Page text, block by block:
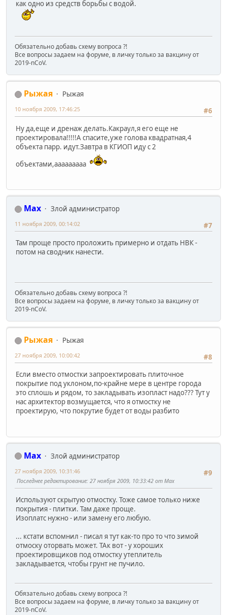
как одно из средств борьбы с водой.
Обязательно добавь схему вопроса ?!
Все вопросы задаем на форуме, в личку только за вакцину от
2019-nCoV.
Рыжая
Рыжая
#6
10 ноября 2009, 17:46:25
Ну да,еще и дренаж делать.Какраул,я его еще не
проектировала!!!!!А спасите,уже голова квадратная,4
объекта парр. идут.Завтра в КГИОП иду с 2
объектами,ааааааааа
Max
Злой администратор
#7
11 ноября 2009, 00:14:02
Там проще просто проложить примерно и отдать НВК -
потом на сводник нанести.
Обязательно добавь схему вопроса ?!
Все вопросы задаем на форуме, в личку только за вакцину от
2019-nCoV.
Рыжая
Рыжая
#8
27 ноября 2009, 10:00:42
Если вместо отмостки запроектировать плиточное
покрытие под уклоном,по-крайне мере в центре города
это сплошь и рядом, то закладывать изопласт надо??? Тут у
нас архитектор возмущается, что я отмостку не
проектирую, что покрутие будет от воды разбито
Max
Злой администратор
#9
27 ноября 2009, 10:31:46
Последнее редактирование: 27 ноября 2009, 10:33:42 от Max
Используют скрытую отмостку. Тоже самое только ниже
покрытия - плитки. Там даже проще.
Изоплатс нужно - или замену его любую.
... кстати вспомнил - писал я тут как-то про то что зимой
отмоску оторвать может. ТАк вот - у хороших
проектировщиков под отмостку утеплитель
закладывается, чтобы грунт не пучило.
Обязательно добавь схему вопроса ?!
Все вопросы задаем на форуме, в личку только за вакцину от
2019-nCoV.